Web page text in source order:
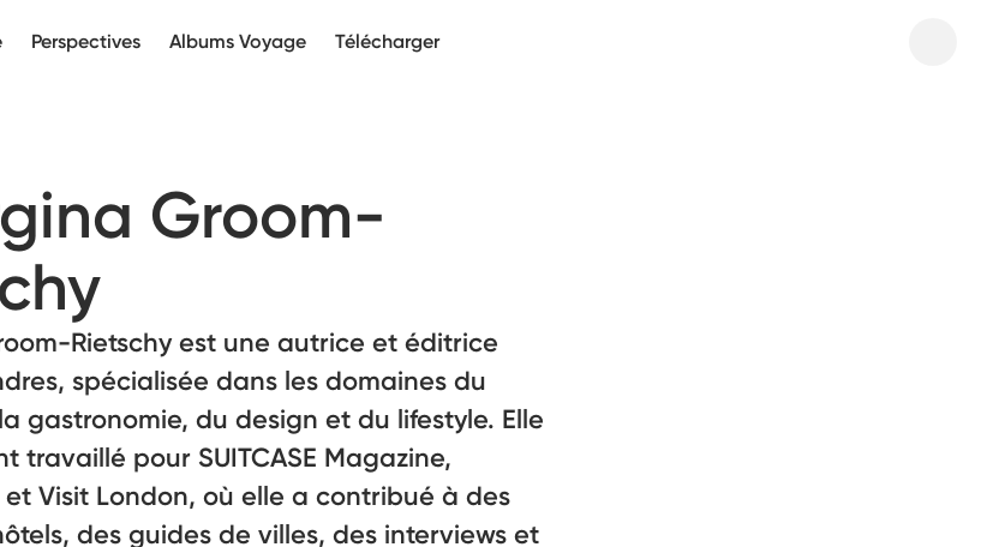
Perspectives Albums Voyage Télécharger
Groom-
Rietschy est une autrice et éditrice
spécialisée dans les domaines du
gastronomie, du design et du lifestyle. Elle
travaillé pour SUITCASE Magazine,
et Visit London, où elle a contribué à des
des guides de villes, des interviews et